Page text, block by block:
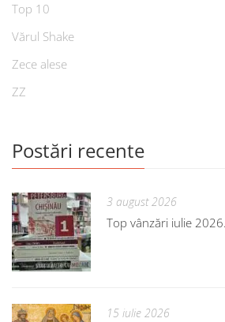
Top 10
Vărul Shake
Zece alese
ZZ
Postări recente
3 august 2026
Top vânzări iulie
15 iulie 2026